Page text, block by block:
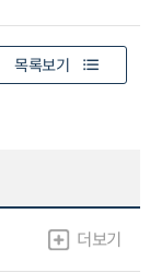
목록보기
더보기